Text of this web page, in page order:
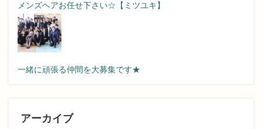
メンズヘアお任せ下さい☆【ミツユキ】
一緒に頑張る仲間を大募集です★
アーカイブ